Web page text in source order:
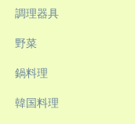
調理器具
野菜
鍋料理
韓国料理